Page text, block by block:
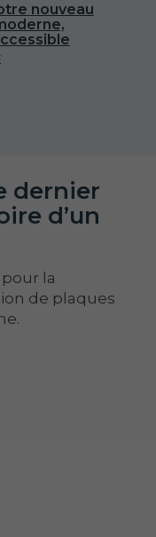
nouveau
dernier
d’un
la
de plaques